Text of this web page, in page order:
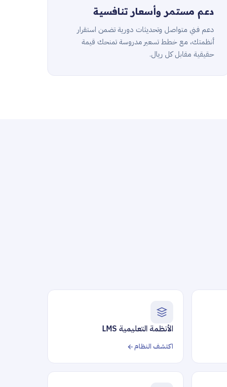
دعم مستمر وأسعار تنافسية
دعم فني متواصل وتحديثات دورية تضمن استقرار
أنظمتك، مع خطط تسعير مدروسة تمنحك قيمة
حقيقية مقابل كل ريال.
الأنظمة التعليمية LMS
اكتشف النظام